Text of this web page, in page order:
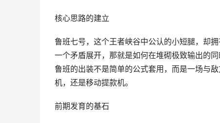
核心思路的建立
鲁班七号，这个王者峡谷中公认的小短腿，却
一个矛盾展开，那就是如何在堆砌极致输出的
鲁班的出装不是简单的公式套用，而是一场与
机，还是移动提款机。
前期发育的基石